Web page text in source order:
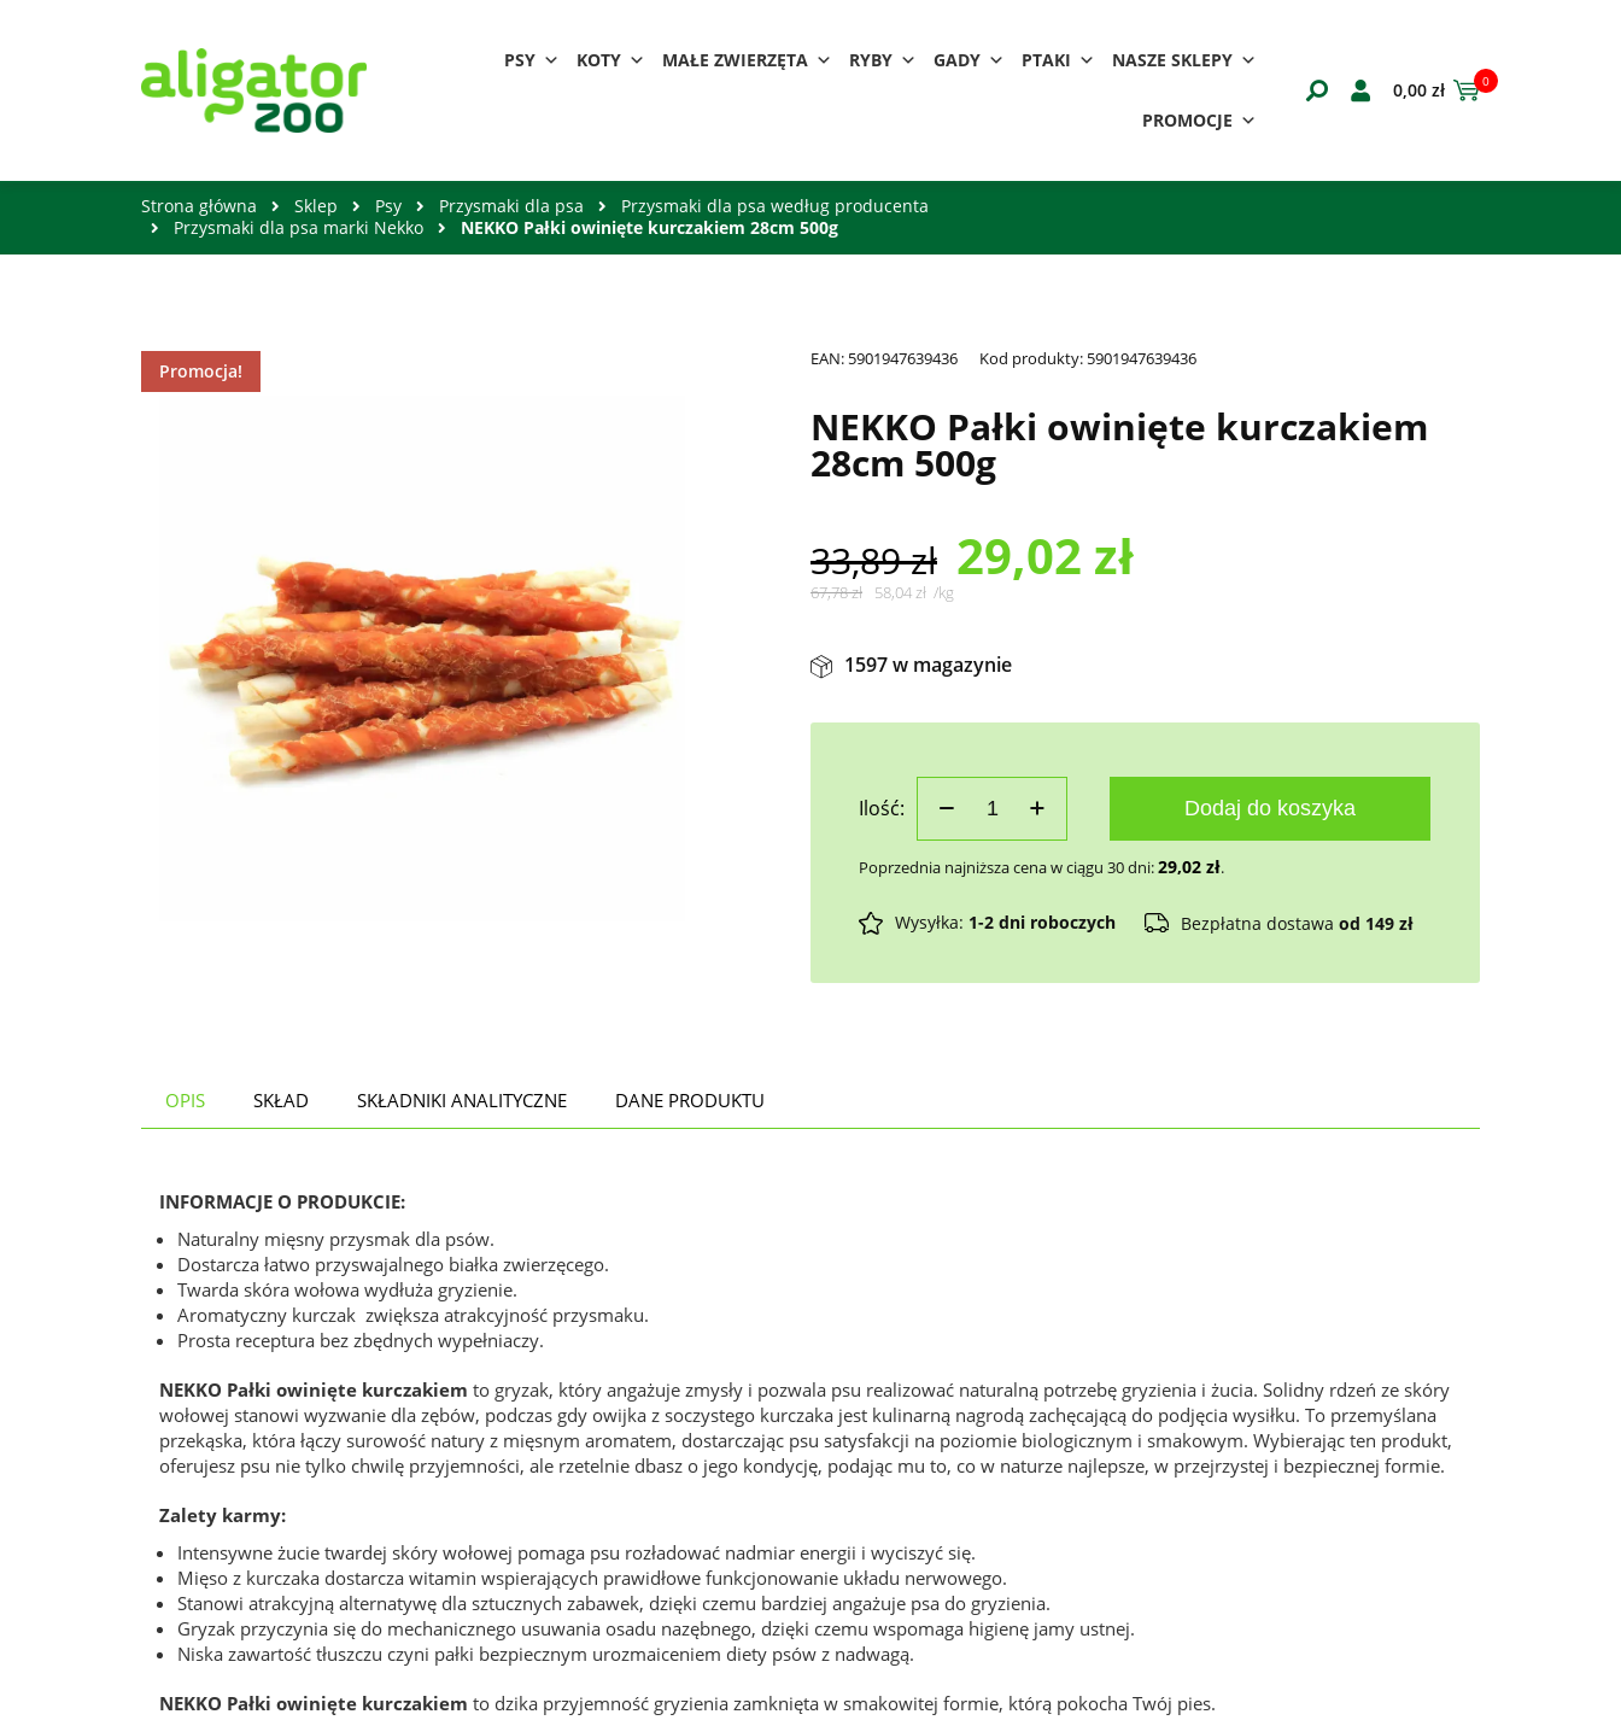
PSY KOTY MAŁE ZWIERZĘTA RYBY GADY PTAKI NASZE SKLEPY
PROMOCJE
0,00 zł 0
Strona główna Sklep Psy Przysmaki dla psa
Przysmaki dla psa według producenta
Przysmaki dla psa marki Nekko
NEKKO Pałki owinięte kurczakiem 28cm 500g
Promocja!
EAN: 5901947639436 Kod produkty: 5901947639436
NEKKO Pałki owinięte kurczakiem
28cm 500g
33,89zł 29,02 zł
67,78zł 58,04zł /kg
1597 w magazynie
Ilość: Dodaj do koszyka
Poprzednia najniższa cena w ciągu 30 dni:29,02 zł.
Wysyłka: 1-2 dni roboczych Bezpłatna dostawa od 149 zł
OPIS SKŁAD SKŁADNIKI ANALITYCZNE DANE PRODUKTU
INFORMACJE O PRODUKCIE:
Naturalny mięsny przysmak dla psów.
Dostarcza łatwo przyswajalnego białka zwierzęcego.
Twarda skóra wołowa wydłuża gryzienie.
Aromatyczny kurczak zwiększa atrakcyjność przysmaku.
Prosta receptura bez zbędnych wypełniaczy.
NEKKO Pałki owinięte kurczakiem to gryzak, który angażuje zmysły i pozwala psu realizować naturalną potrzebę gryzienia i żucia. Solidny rdzeń ze skóry
wołowej stanowi wyzwanie dla zębów, podczas gdy owijka z soczystego kurczaka jest kulinarną nagrodą zachęcającą do podjęcia wysiłku. To przemyślana
przekąska, która łączy surowość natury z mięsnym aromatem, dostarczając psu satysfakcji na poziomie biologicznym i smakowym. Wybierając ten produkt,
oferujesz psu nie tylko chwilę przyjemności, ale rzetelnie dbasz o jego kondycję, podając mu to, co w naturze najlepsze, w przejrzystej i bezpiecznej formie.
Zalety karmy:
Intensywne żucie twardej skóry wołowej pomaga psu rozładować nadmiar energii i wyciszyć się.
Mięso z kurczaka dostarcza witamin wspierających prawidłowe funkcjonowanie układu nerwowego.
Stanowi atrakcyjną alternatywę dla sztucznych zabawek, dzięki czemu bardziej angażuje psa do gryzienia.
Gryzak przyczynia się do mechanicznego usuwania osadu nazębnego, dzięki czemu wspomaga higienę jamy ustnej.
Niska zawartość tłuszczu czyni pałki bezpiecznym urozmaiceniem diety psów z nadwagą.
NEKKO Pałki owinięte kurczakiem to dzika przyjemność gryzienia zamknięta w smakowitej formie, którą pokocha Twój pies.